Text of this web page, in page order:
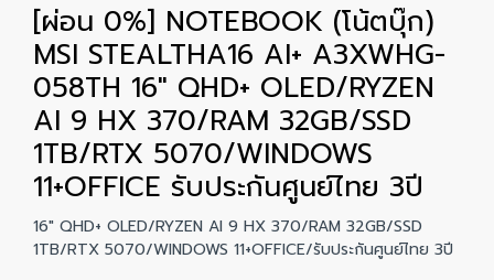
[ผ่อน 0%] NOTEBOOK (โน้ตบุ๊ก)
MSI STEALTHA16 AI+ A3XWHG-
058TH 16" QHD+ OLED/RYZEN
AI 9 HX 370/RAM 32GB/SSD
1TB/RTX 5070/WINDOWS
11+OFFICE รับประกันศูนย์ไทย 3ปี
16" QHD+ OLED/RYZEN AI 9 HX 370/RAM 32GB/SSD
1TB/RTX 5070/WINDOWS 11+OFFICE/รับประกันศูนย์ไทย 3ปี